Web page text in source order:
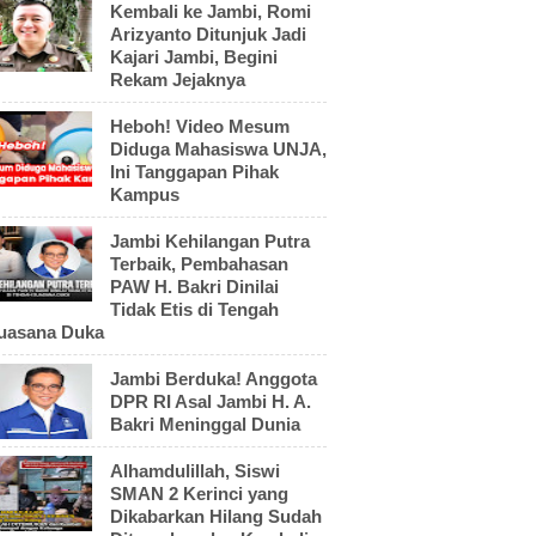
Kembali ke Jambi, Romi
Arizyanto Ditunjuk Jadi
Kajari Jambi, Begini
Rekam Jejaknya
Heboh! Video Mesum
Diduga Mahasiswa UNJA,
Ini Tanggapan Pihak
Kampus
Jambi Kehilangan Putra
Terbaik, Pembahasan
PAW H. Bakri Dinilai
Tidak Etis di Tengah
Duka
Jambi Berduka! Anggota
DPR RI Asal Jambi H. A.
Bakri Meninggal Dunia
Alhamdulillah, Siswi
SMAN 2 Kerinci yang
Dikabarkan Hilang Sudah